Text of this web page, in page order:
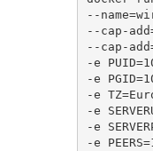
--
--cap-
--cap-
-e
-e
-e
-e
-e
-e